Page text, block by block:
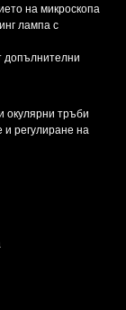
на микроскопа
лампа с
допълнителни
окулярни тръби
и регулиране на